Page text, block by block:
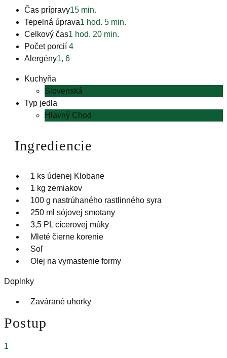
Čas prípravy15 min.
Tepelná úprava1 hod. 5 min.
Celkový čas1 hod. 20 min.
Počet porcií 4
Alergény1, 6
Kuchyňa
Slovenská
Typ jedla
Hlavný Chod
Ingrediencie
1 ks údenej Klobane
1 kg zemiakov
100 g nastrúhaného rastlinného syra
250 ml sójovej smotany
3,5 PL cícerovej múky
Mleté čierne korenie
Soľ
Olej na vymastenie formy
Doplnky
Zavárané uhorky
Postup
1